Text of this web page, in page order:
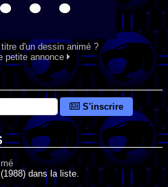
d'un dessin animé ?
petite annonce
S'inscrire
dans la liste.